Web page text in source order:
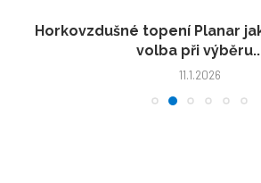
Horkovzdušné topení Planar
volba při
11.1.2026